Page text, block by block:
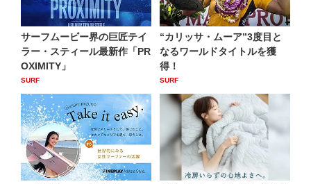
サーフムービー界の巨匠テイ
ラー・スティール最新作「PR
OXIMITY」
SURF
“カリッサ・ムーア”3度目と
なるワールドタイトルを獲
得！
SURF